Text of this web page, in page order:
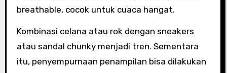
breathable, cocok untuk cuaca hangat.
Kombinasi celana atau rok dengan sneakers
atau sandal chunky menjadi tren. Sementara
itu, penyempurnaan penampilan bisa dilakukan